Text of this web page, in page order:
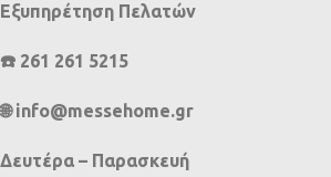
Εξυπηρέτηση Πελατών
☎️ 261 261 5215
🌐 info@messehome.gr
Δευτέρα – Παρασκευή